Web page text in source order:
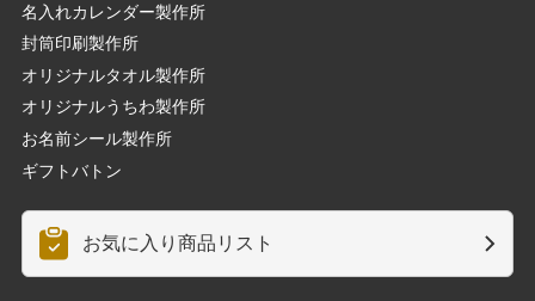
名入れカレンダー製作所
封筒印刷製作所
オリジナルタオル製作所
オリジナルうちわ製作所
お名前シール製作所
ギフトバトン
お気に入り商品リスト